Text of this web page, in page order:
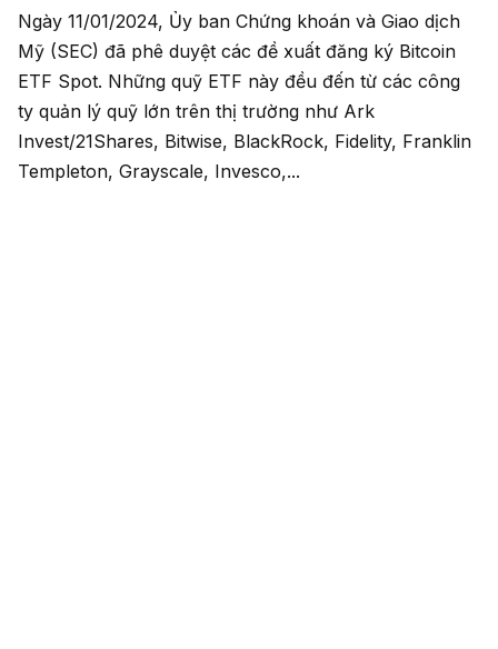
Ngày 11/01/2024, Ủy ban Chứng khoán và Giao dịch
Mỹ (SEC) đã phê duyệt các đề xuất đăng ký Bitcoin
ETF Spot. Những quỹ ETF này đều đến từ các công
ty quản lý quỹ lớn trên thị trường như Ark
Invest/21Shares, Bitwise, BlackRock, Fidelity, Franklin
Templeton, Grayscale, Invesco,...